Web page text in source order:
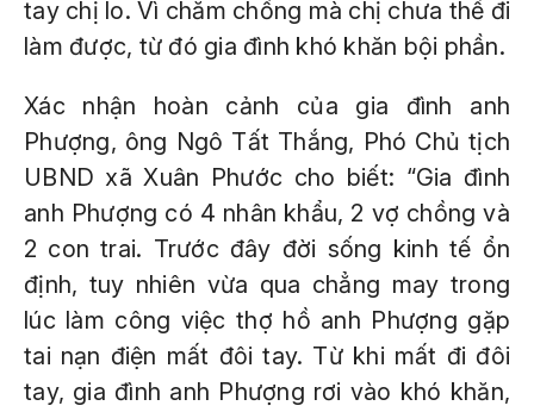
tay chị lo. Vì chăm chồng mà chị chưa thể đi
làm được, từ đó gia đình khó khăn bội phần.
Xác nhận hoàn cảnh của gia đình anh
Phượng, ông Ngô Tất Thắng, Phó Chủ tịch
UBND xã Xuân Phước cho biết: “Gia đình
anh Phượng có 4 nhân khẩu, 2 vợ chồng và
2 con trai. Trước đây đời sống kinh tế ổn
định, tuy nhiên vừa qua chẳng may trong
lúc làm công việc thợ hồ anh Phượng gặp
tai nạn điện mất đôi tay. Từ khi mất đi đôi
tay, gia đình anh Phượng rơi vào khó khăn,